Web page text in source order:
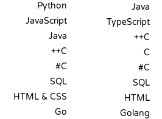
Java
TypeScript
C++
C
C#
SQL
HTML
Golang
Python
JavaScript
Java
C++
C#
SQL
HTML & CSS
Go